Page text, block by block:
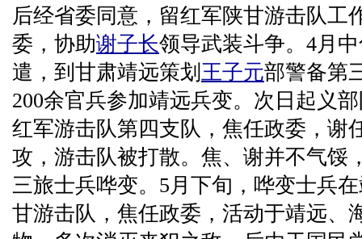
后经省委同意，留红军陕甘游击队工
委，协助谢子长领导武装斗争。4月
遣，到甘肃靖远策划 王子元部警备第
200余官兵参加靖远兵变。次日起义
红军游击队第四支队，焦任政委，谢
攻，游击队被打散。焦、谢并不气馁
三旅士兵哗变。5月下旬，哗变士兵
甘游击队，焦任政委，活动于靖远、